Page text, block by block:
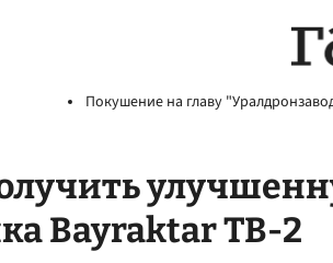
Покушение на главу
Bayraktar TB-2